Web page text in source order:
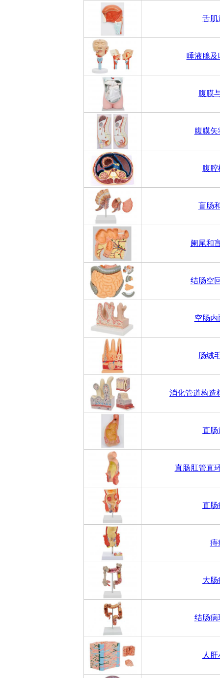
舌肌
唾液腺
腹膜
腹膜
腹腔
盲肠
阑尾和
结肠空
空肠
肠绒
消化管道构造
直肠
直肠肛管直
直肠
痔
大肠
结肠病
人